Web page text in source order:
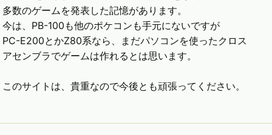
多数のゲームを発表した記憶があります。
今は、PB-100も他のポケコンも手元にないですが
PC-E200とかZ80系なら、まだパソコンを使ったクロス
アセンブラでゲームは作れるとは思います。
このサイトは、貴重なので今後とも頑張ってください。